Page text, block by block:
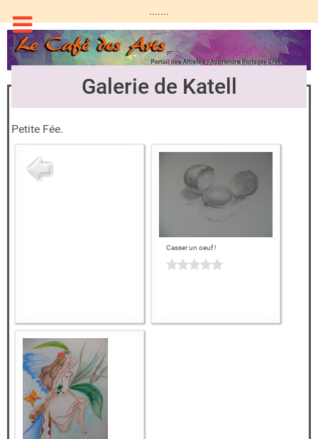
.......
Galerie de Katell
Petite Fée.
Casser un oeuf !